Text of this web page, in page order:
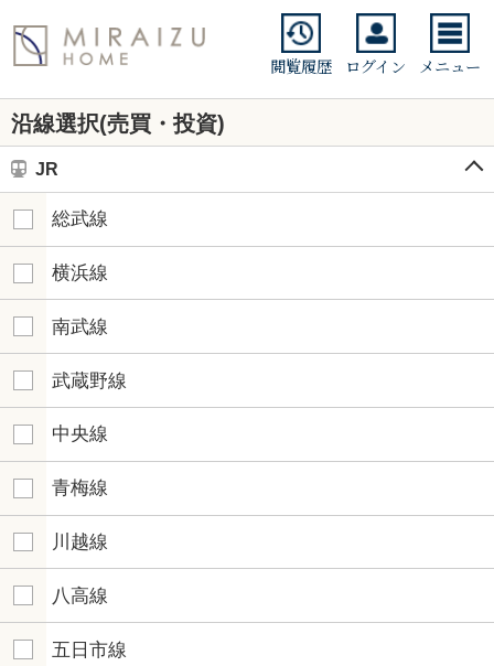
閲覧履歴 ログイン メニュー
沿線選択(売買・投資)
JR
総武線
横浜線
南武線
武蔵野線
中央線
青梅線
川越線
八高線
五日市線